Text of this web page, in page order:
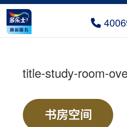
title-study-room-